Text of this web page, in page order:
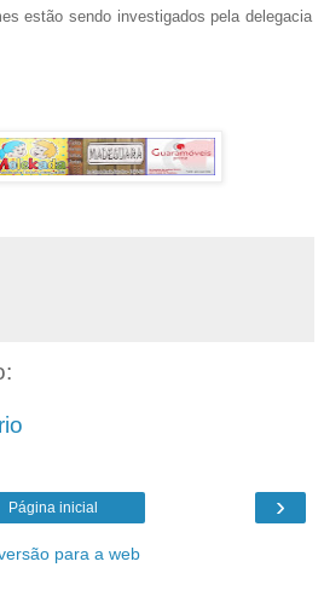
estão sendo investigados pela delegacia
›
Página inicial
para a web